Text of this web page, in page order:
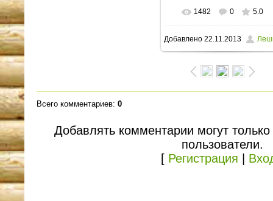
В реальном размере
1600x1094/ 473.6Kb
1482 0 5.0
Добавлено 22.11.2013
Всего комментариев: 0
Добавлять комментарии могут
пользователи.
[ Регистрация